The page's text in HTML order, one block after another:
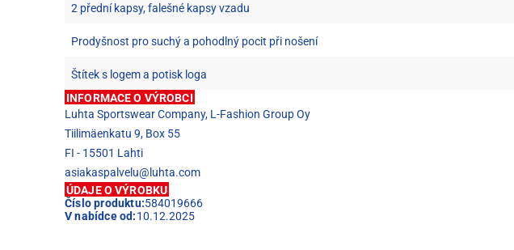
2 přední kapsy, falešné kapsy vzadu
Prodyšnost pro suchý a pohodlný pocit při nošení
Štítek s logem a potisk loga
INFORMACE O VÝROBCI
Luhta Sportswear Company, L-Fashion Group Oy
Tiilimäenkatu 9, Box 55
FI - 15501 Lahti
asiakaspalvelu@luhta.com
ÚDAJE O VÝROBKU
Číslo produktu:584019666
V nabídce od:10.12.2025